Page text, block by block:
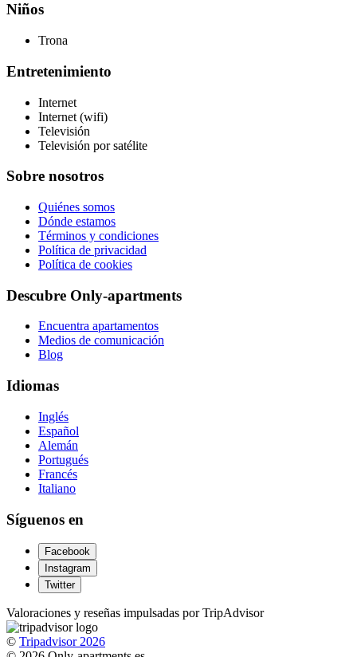
Niños
Trona
Entretenimiento
Internet
Internet (wifi)
Televisión
Televisión por satélite
Sobre nosotros
Quiénes somos
Dónde estamos
Términos y condiciones
Política de privacidad
Política de cookies
Descubre Only-apartments
Encuentra apartamentos
Medios de comunicación
Blog
Idiomas
Inglés
Español
Alemán
Portugués
Francés
Italiano
Síguenos en
Facebook
Instagram
Twitter
Valoraciones y reseñas impulsadas por TripAdvisor
© Tripadvisor 2026